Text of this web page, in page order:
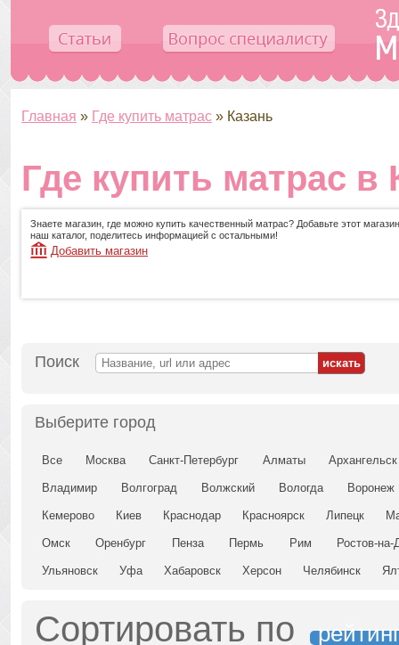
Главная » Где купить матрас » Казань
Где купить матрас в
Знаете магазин, где можно купить качественный матрас? Добавьте этот
наш каталог, поделитесь информацией с остальными!
Добавить магазин
Поиск
Выберите город
Все Москва Санкт-Петербург Алматы Архангельск
Владимир Волгоград Волжский Вологда Воронеж
Кемерово Киев Краснодар Красноярск Липецк
Омск Оренбург Пенза Пермь Рим Ростов-на-
Ульяновск Уфа Хабаровск Херсон Челябинск
Сортировать по